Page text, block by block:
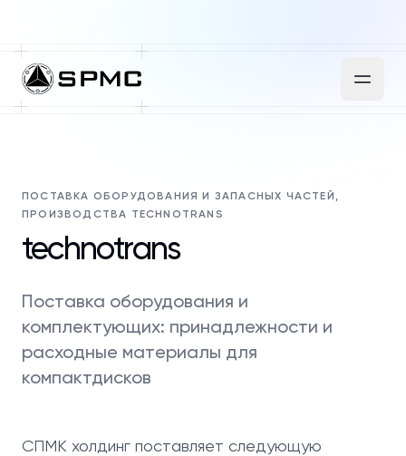
ПОСТАВКА ОБОРУДОВАНИЯ И ЗАПАСНЫХ ЧАСТЕЙ,
ПРОИЗВОДСТВА TECHNOTRANS
technotrans
Поставка оборудования и
комплектующих: принадлежности и
расходные материалы для
компактдисков
СПМК холдинг поставляет следующую